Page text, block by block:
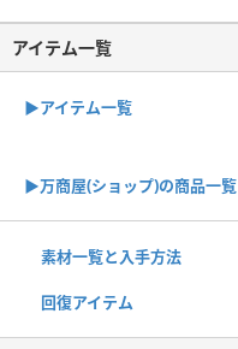
アイテム一覧
▶アイテム一覧
▶︎万商屋(ショップ)の商品一覧
素材一覧と入手方法
回復アイテム